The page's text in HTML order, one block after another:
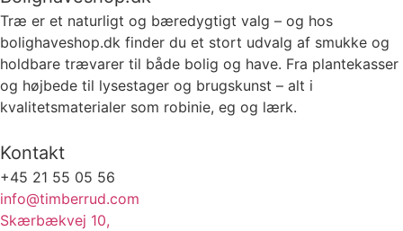
Træ er et naturligt og bæredygtigt valg – og hos
bolighaveshop.dk finder du et stort udvalg af smukke og
holdbare trævarer til både bolig og have. Fra plantekasser
og højbede til lysestager og brugskunst – alt i
kvalitetsmaterialer som robinie, eg og lærk.
Kontakt
+45 21 55 05 56
info@timberrud.com
Skærbækvej 10,